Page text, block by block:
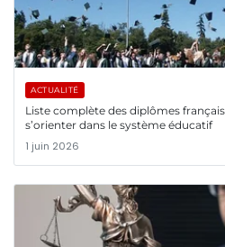
ACTUALITÉ
Liste complète des diplômes
s’orienter dans le système éducatif
1 juin 2026